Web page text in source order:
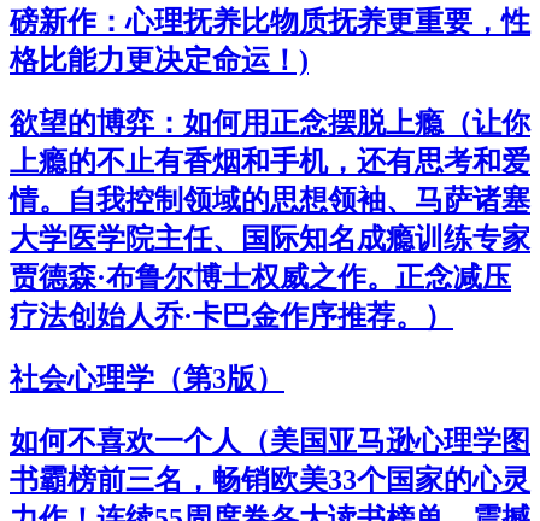
磅新作：心理抚养比物质抚养更重要，性
格比能力更决定命运！)
欲望的博弈：如何用正念摆脱上瘾（让你
上瘾的不止有香烟和手机，还有思考和爱
情。自我控制领域的思想领袖、马萨诸塞
大学医学院主任、国际知名成瘾训练专家
贾德森·布鲁尔博士权威之作。正念减压
疗法创始人乔·卡巴金作序推荐。）
社会心理学（第3版）
如何不喜欢一个人（美国亚马逊心理学图
书霸榜前三名，畅销欧美33个国家的心灵